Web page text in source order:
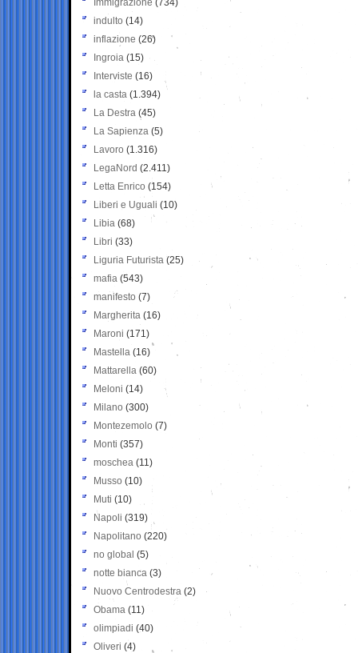
Immigrazione (734)
indulto (14)
inflazione (26)
Ingroia (15)
Interviste (16)
la casta (1.394)
La Destra (45)
La Sapienza (5)
Lavoro (1.316)
LegaNord (2.411)
Letta Enrico (154)
Liberi e Uguali (10)
Libia (68)
Libri (33)
Liguria Futurista (25)
mafia (543)
manifesto (7)
Margherita (16)
Maroni (171)
Mastella (16)
Mattarella (60)
Meloni (14)
Milano (300)
Montezemolo (7)
Monti (357)
moschea (11)
Musso (10)
Muti (10)
Napoli (319)
Napolitano (220)
no global (5)
notte bianca (3)
Nuovo Centrodestra (2)
Obama (11)
olimpiadi (40)
Oliveri (4)